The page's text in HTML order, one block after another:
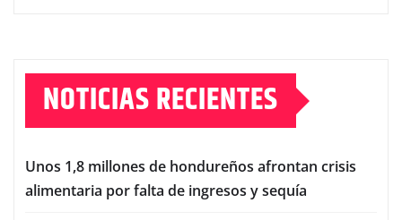
NOTICIAS RECIENTES
Unos 1,8 millones de hondureños afrontan crisis
alimentaria por falta de ingresos y sequía